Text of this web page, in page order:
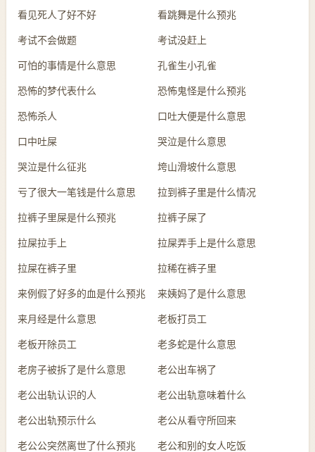
看见死人了好不好 看跳舞是什么预兆
考试不会做题 考试没赶上
可怕的事情是什么意思 孔雀生小孔雀
恐怖的梦代表什么 恐怖鬼怪是什么预兆
恐怖杀人 口吐大便是什么意思
口中吐屎 哭泣是什么意思
哭泣是什么征兆 垮山滑坡什么意思
亏了很大一笔钱是什么意思 拉到裤子里是什么情况
拉裤子里屎是什么预兆 拉裤子屎了
拉屎拉手上 拉屎弄手上是什么意思
拉屎在裤子里 拉稀在裤子里
来例假了好多的血是什么预兆 来姨妈了是什么意思
来月经是什么意思 老板打员工
老板开除员工 老多蛇是什么意思
老房子被拆了是什么意思 老公出车祸了
老公出轨认识的人 老公出轨意味着什么
老公出轨预示什么 老公从看守所回来
老公公突然离世了什么预兆 老公和别的女人吃饭